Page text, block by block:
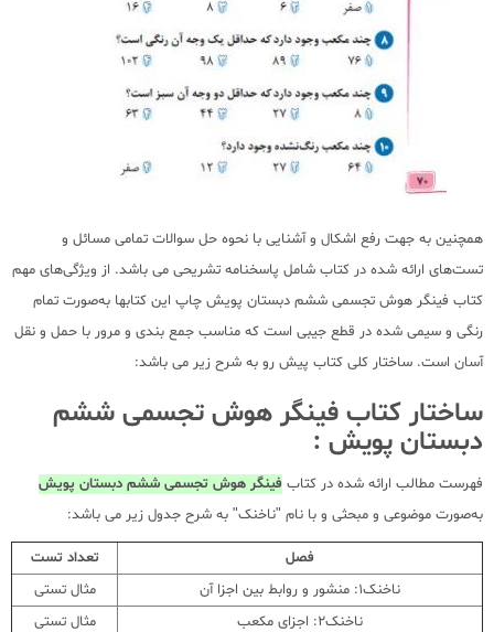
همچنین به جهت رفع اشکال و آشنایی با نحوه حل سوالات تمامی مسائل و
تست‌های ارائه شده در کتاب شامل پاسخنامه تشریحی می باشد. از ویژگی‌های مهم
کتاب فینگر هوش تجسمی ششم دبستان پویش چاپ این کتابها به‌صورت تمام
رنگی و سیمی شده در قطع جیبی است که مناسب جمع بندی و مرور با حمل و نقل
آسان است. ساختار کلی کتاب پیش رو به شرح زیر می باشد:
ساختار کتاب فینگر هوش تجسمی ششم
دبستان پویش :
فهرست مطالب ارائه شده در کتاب فینگر هوش تجسمی ششم دبستان پویش
به‌صورت موضوعی و مبحثی و با نام "ناخنک" به شرح جدول زیر می باشد:
فصل
تعداد تست
ناخنک1: منشور و روابط بین اجزا آن
مثال تستی
ناخنک2: اجزای مکعب
مثال تستی